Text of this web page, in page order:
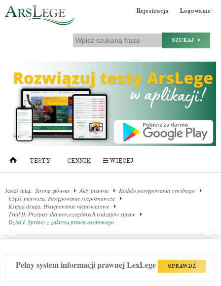
Rejestracja Logowanie
SZUKAJ
TESTY CENNIK WIĘCEJ
Jesteś tutaj: Strona główna Akty prawne
Kodeks postępowania cywilnego
Część pierwsza. Postępowanie rozpoznawcze
Księga druga. Postępowanie nieprocesowe
Tytuł II. Przepisy dla poszczególnych rodzajów spraw
Dział I. Sprawy z zakresu prawa osobowego
Pełny system informacji prawnej LexLege SPRAWDŹ